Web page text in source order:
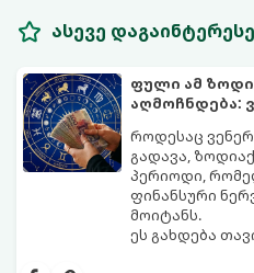
ასევე
ფული ამ
აღმოჩნდება:
როდესაც
გადავა,
პერიოდი,
ფინანსური
მოიტანს.
ეს გახდება